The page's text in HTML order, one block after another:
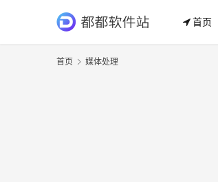
首页
首页 媒体处理